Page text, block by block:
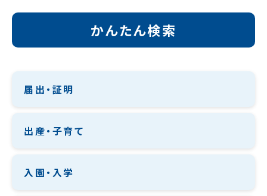
かんたん検索
届出・証明
出産・子育て
入園・入学